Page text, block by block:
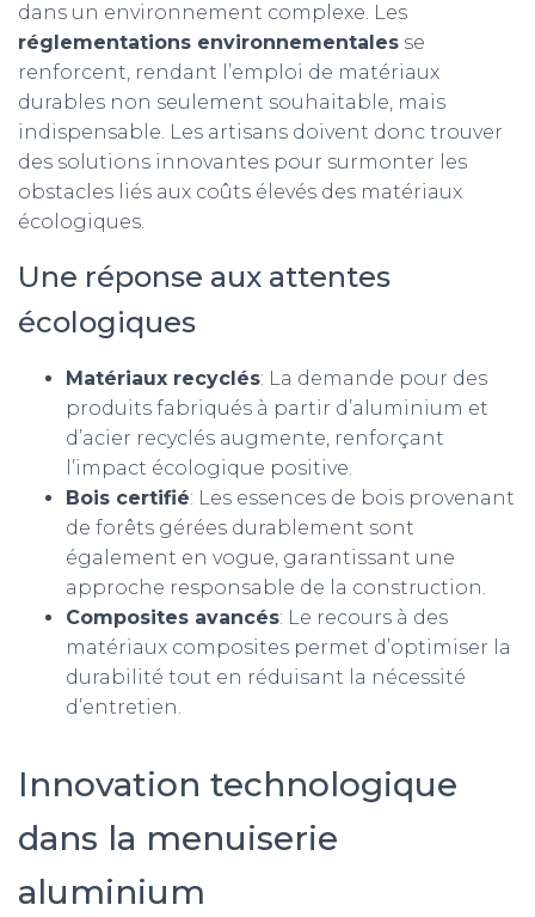
dans un environnement complexe. Les
réglementations environnementales se
renforcent, rendant l’emploi de matériaux
durables non seulement souhaitable, mais
indispensable. Les artisans doivent donc trouver
des solutions innovantes pour surmonter les
obstacles liés aux coûts élevés des matériaux
écologiques.
Une réponse aux attentes
écologiques
Matériaux recyclés: La demande pour des
produits fabriqués à partir d’aluminium et
d’acier recyclés augmente, renforçant
l’impact écologique positive.
Bois certifié: Les essences de bois provenant
de forêts gérées durablement sont
également en vogue, garantissant une
approche responsable de la construction.
Composites avancés: Le recours à des
matériaux composites permet d’optimiser la
durabilité tout en réduisant la nécessité
d’entretien.
Innovation technologique
dans la menuiserie
aluminium